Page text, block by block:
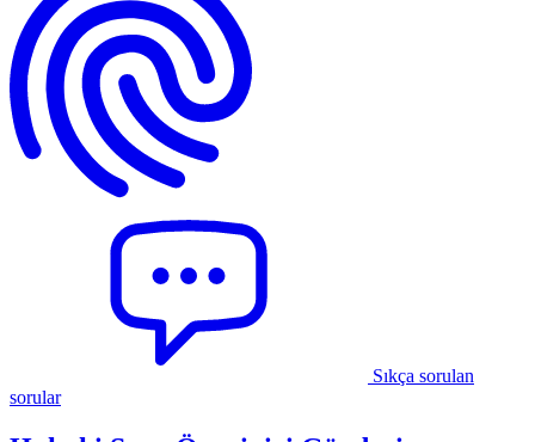
Sıkça sorulan
sorular